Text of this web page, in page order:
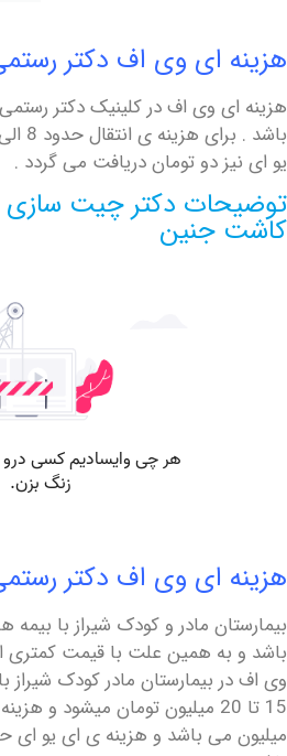
ای وی اف دکتر رستمی
باشد . برای
دو تومان دریافت می گردد .
دکتر چیت سازی در
جنین
ای وی اف دکتر رستمی
مادر و کودک شیراز با بیمه های
همین علت با قیمت کمتری انجام
بیمارستان مادر کودک شیراز با
باشد و هزینه ی ای یو ای حدودا